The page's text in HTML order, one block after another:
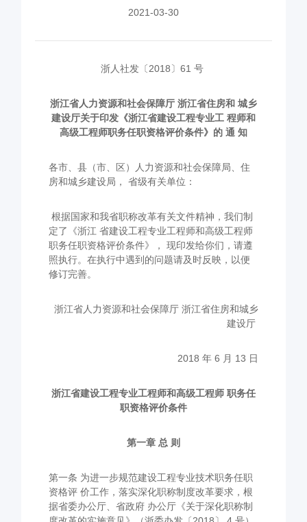
2021-03-30
浙人社发〔2018〕61 号
浙江省人力资源和社会保障厅 浙江省住房和 城乡
建设厅关于印发《浙江省建设工程专业工 程师和
高级工程师职务任职资格评价条件》的 通 知
各市、县（市、区）人力资源和社会保障局、住
房和城乡建设局， 省级有关单位：
根据国家和我省职称改革有关文件精神，我们制
定了《浙江 省建设工程专业工程师和高级工程师
职务任职资格评价条件》， 现印发给你们，请遵
照执行。在执行中遇到的问题请及时反映，以便
修订完善。
浙江省人力资源和社会保障厅 浙江省住房和城乡
建设厅
2018 年 6 月 13 日
浙江省建设工程专业工程师和高级工程师 职务任
职资格评价条件
第一章 总 则
第一条 为进一步规范建设工程专业技术职务任职
资格评 价工作，落实深化职称制度改革要求，根
据省委办公厅、省政府 办公厅《关于深化职称制